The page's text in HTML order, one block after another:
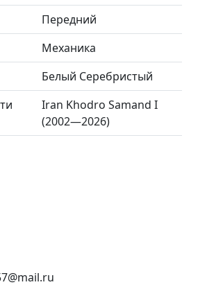
Передний
Механика
Белый Серебристый
Iran Khodro Samand I
(2002—2026)